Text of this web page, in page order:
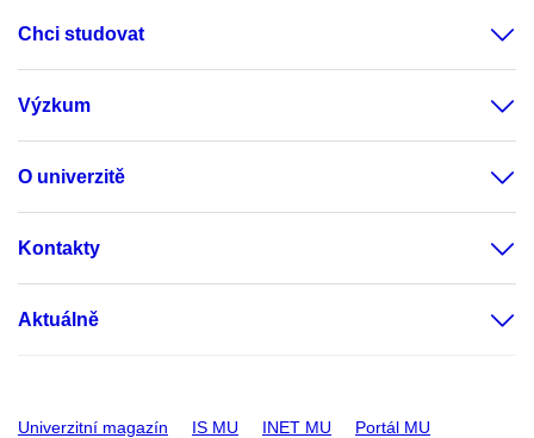
Chci studovat
Výzkum
O univerzitě
Kontakty
Aktuálně
Univerzitní magazín IS MU INET MU Portál MU